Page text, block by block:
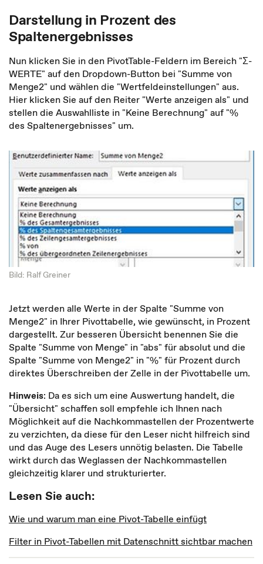
Darstellung in Prozent des
Spaltenergebnisses
Nun klicken Sie in den PivotTable-Feldern im Bereich "Ʃ-
WERTE" auf den Dropdown-Button bei "Summe von
Menge2" und wählen die "Wertfeldeinstellungen" aus.
Hier klicken Sie auf den Reiter "Werte anzeigen als" und
stellen die Auswahlliste in "Keine Berechnung" auf "%
des Spaltenergebnisses" um.
Bild: Ralf Greiner
Jetzt werden alle Werte in der Spalte "Summe von
Menge2" in Ihrer Pivottabelle, wie gewünscht, in Prozent
dargestellt. Zur besseren Übersicht benennen Sie die
Spalte "Summe von Menge" in "abs" für absolut und die
Spalte "Summe von Menge2" in "%" für Prozent durch
direktes Überschreiben der Zelle in der Pivottabelle um.
Hinweis: Da es sich um eine Auswertung handelt, die
"Übersicht" schaffen soll empfehle ich Ihnen nach
Möglichkeit auf die Nachkommastellen der Prozentwerte
zu verzichten, da diese für den Leser nicht hilfreich sind
und das Auge des Lesers unnötig belasten. Die Tabelle
wirkt durch das Weglassen der Nachkommastellen
gleichzeitig klarer und strukturierter.
Lesen Sie auch:
Wie und warum man eine Pivot-Tabelle einfügt
Filter in Pivot-Tabellen mit Datenschnitt sichtbar machen